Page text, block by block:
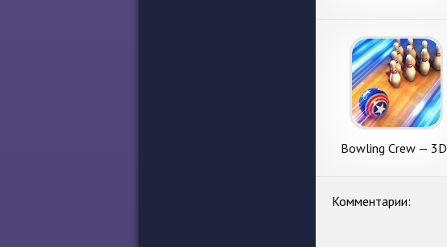
Bowling Crew — 3D
Комментарии: